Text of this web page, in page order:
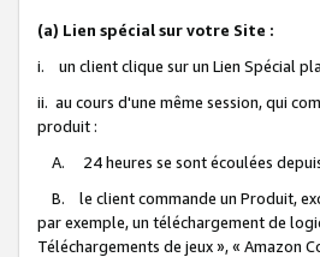
(a) Lien spécial sur votre Site :
i. un client clique sur un Lien Spécial
ii. au cours d'une même session, qui
produit :
A. 24 heures se sont écoulées
B. le client commande un Produit,
par exemple, un téléchargement de
Téléchargements de jeux », « Amazon